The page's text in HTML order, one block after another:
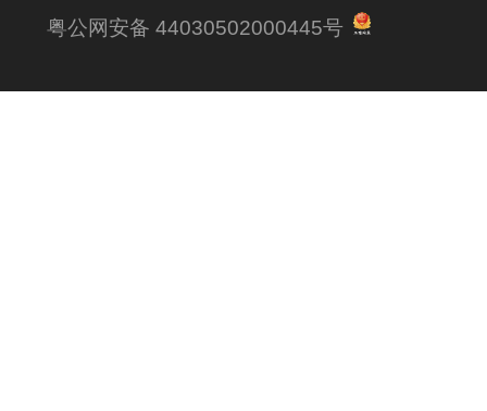
粤公网安备 44030502000445号